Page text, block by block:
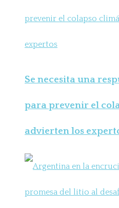
Se necesita una
para prevenir el
advierten los